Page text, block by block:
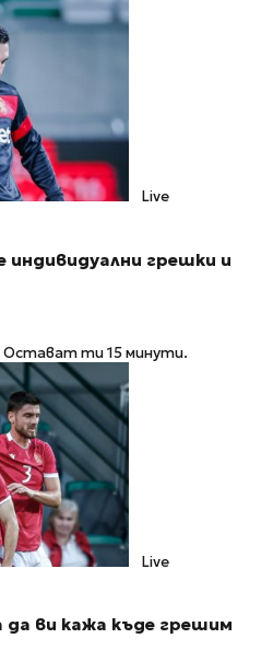
Live
грешки и
Остават ти 15 минути.
Live
да ви кажа къде грешим